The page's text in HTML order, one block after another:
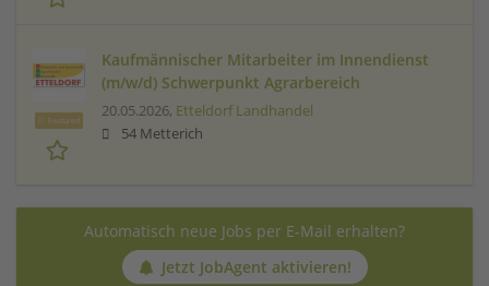
Featured
Kaufmännischer Mitarbeiter im Innendienst
(m/w/d) Schwerpunkt Agrarbereich
20.05.2026, Etteldorf Landhandel
54 Metterich
Automatisch neue Jobs per E-Mail erhalten?
Jetzt JobAgent aktivieren!